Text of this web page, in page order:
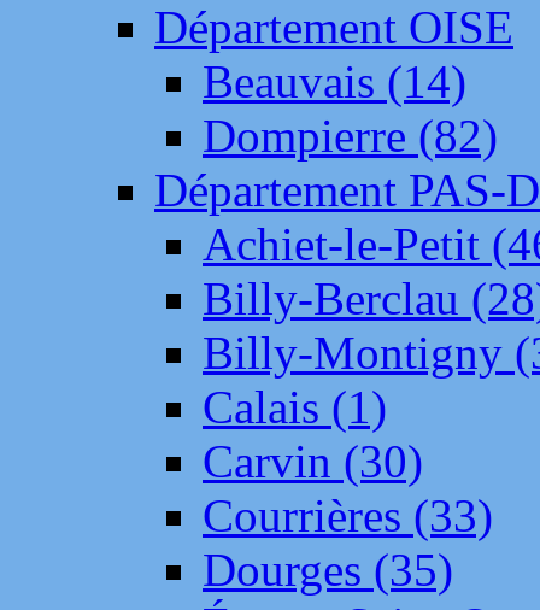
Département OISE
Beauvais (14)
Dompierre (82)
Département PAS-
Achiet-le-Petit
Billy-Berclau
Billy-Montigny
Calais (1)
Carvin (30)
Courrières (33)
Dourges (35)